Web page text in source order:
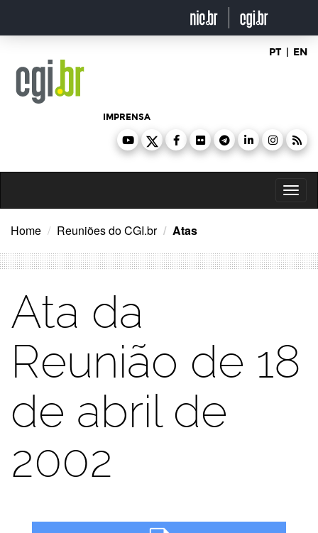
o
PT | EN
IMPRENSA
Home Reuniões do CGI.br Atas
Ata da
Reunião de 18
de abril de
2002